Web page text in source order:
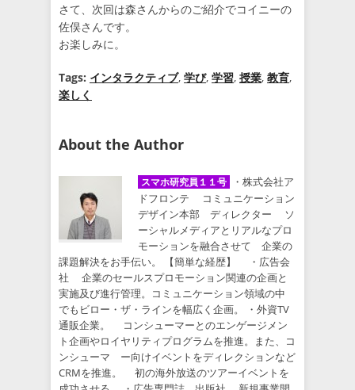
さて、次回は森さんからのご紹介でコイニーの
佐俣さんです。
お楽しみに。
Tags: インタラクティブ, 学び, 学習, 授業, 教育,
楽しく
About the Author
スマホ研究員１１号
・株式会社ア
ドフロンテ コミュニケーション
デザイン本部 ディレクター ソ
ーシャルメディアとリアルなプロ
モーションを融合させて 企業の
課題解決をお手伝い。 【簡単な経歴】 ・広告会
社 企業のセールスプロモーション関連の企画と
実施及び進行管理。コミュニケーション領域の中
でもビロー・ザ・ラインを幅広く企画。 ・外資TV
通販企業。 コンシューマーとのエンゲージメン
ト企画やロイヤリティプログラムを推進。また、コ
ンシューマ ー向けイベントをディレクションなど
CRMを推進。 初の海外放送のツアーイベントを